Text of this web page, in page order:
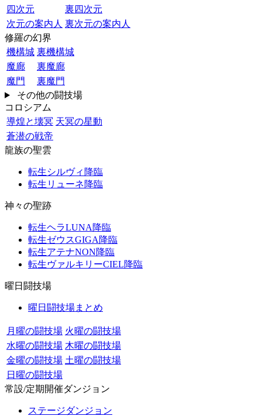
四次元
裏四次元
次元の案内人 裏次元の案内人
修羅の幻界
機構城 裏機構城
魔廊
裏魔廊
魔門
裏魔門
その他の闘技場
コロシアム
導煌と壊冥 天冥の星動
蒼潜の戦帝
龍族の聖雲
転生シルヴィ降臨
転生リューネ降臨
神々の聖跡
転生ヘラLUNA降臨
転生ゼウスGIGA降臨
転生アテナNON降臨
転生ヴァルキリーCIEL降臨
曜日闘技場
曜日闘技場まとめ
月曜の闘技場 火曜の闘技場
水曜の闘技場 木曜の闘技場
金曜の闘技場 土曜の闘技場
日曜の闘技場
常設/定期開催ダンジョン
ステージダンジョン